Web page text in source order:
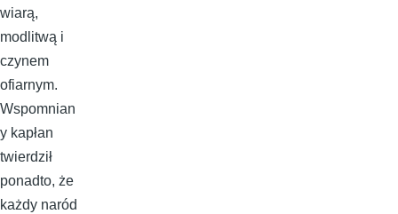
wiarą,
modlitwą i
czynem
ofiarnym.
Wspomnian
y kapłan
twierdził
ponadto, że
każdy naród